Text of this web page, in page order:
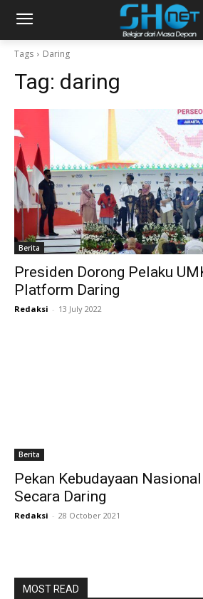
Tags Daring
Tag: daring
Berita
Presiden Dorong Pelaku
Platform Daring
Redaksi - 13 July 2022
Berita
Pekan Kebudayaan
Secara Daring
Redaksi - 28 October 2021
MOST READ